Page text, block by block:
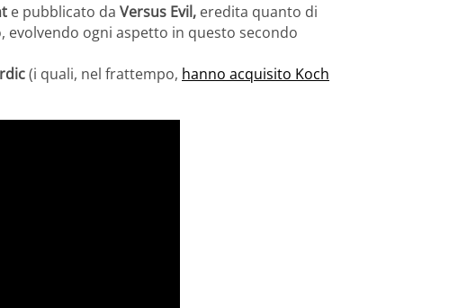
e pubblicato da Versus Evil, eredita quanto di
ogni aspetto in questo secondo
(i quali, nel frattempo, hanno acquisito Koch